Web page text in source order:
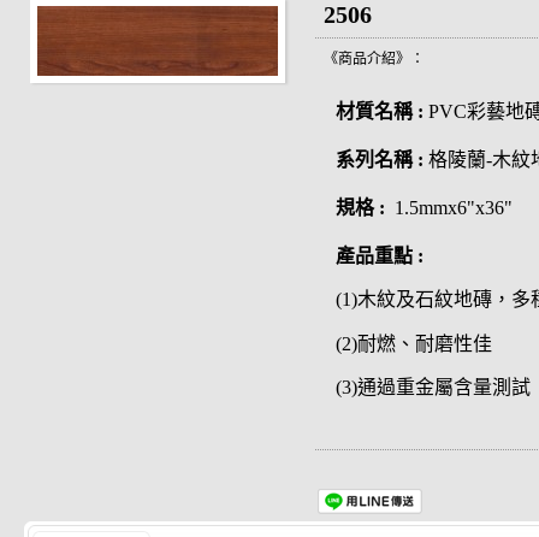
2506
《商品介紹》：
材質名稱 : PVC彩藝地
系列名稱 : 格陵蘭-木紋
規格 : 1.5mmx6"x36"
產品重點 :
(1)木紋及石紋地磚，多
(2)耐燃、耐磨性佳
(3)通過重金屬含量測試